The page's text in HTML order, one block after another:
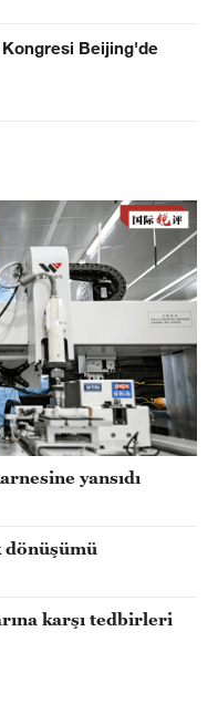
Kongresi Beijing'de
yansıdı
karşı tedbirleri